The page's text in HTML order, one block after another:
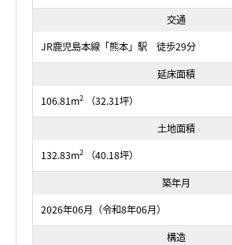
交通
JR鹿児島本線「熊本」駅 徒歩29分
延床面積
106.81m2
（32.31坪）
土地面積
132.83m2
（40.18坪）
築年月
2026年06月（令和8年06月）
構造